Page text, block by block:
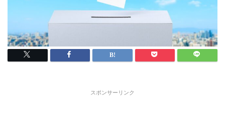
スポンサーリンク